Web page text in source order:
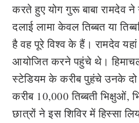
करते हुए योग गुरू बाबा रामदेव
दलाई लामा केवल तिब्बत या
है वह पूरे विश्व के हैं। रामदेव यहां
आयोजित करने पहुंचे थे।
स्टेडियम के करीब पुहंचे उनके दो
करीब 10,000 तिब्बती भिक्षुओं,
छात्रों ने इस शिविर में हिस्सा